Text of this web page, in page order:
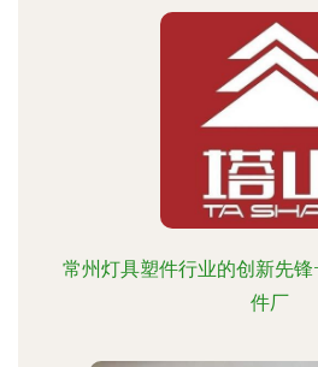
常州灯具塑件行业的创新先
件厂